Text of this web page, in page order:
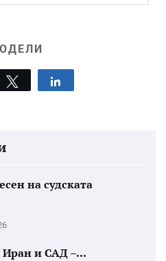
Tweet
на судската
Иран и САД –...